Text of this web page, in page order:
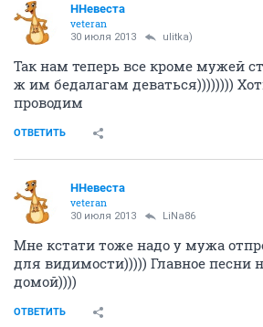
ННевеста
veteran
30 июля 2013 ulitka)
Так нам теперь все кроме мужей
ж им бедалагам деваться))))))))
проводим
ОТВЕТИТЬ
ННевеста
veteran
30 июля 2013 LiNa86
Мне кстати тоже надо у мужа
для видимости))))) Главное песни
домой))))
ОТВЕТИТЬ